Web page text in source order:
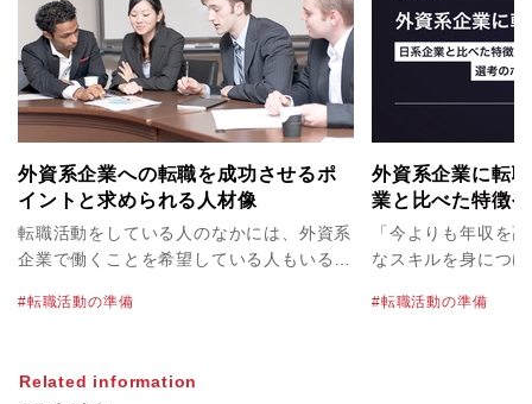
外資系企業への転職を成功させるポ
イントと求められる人材像
転職活動をしている人のなかには、外資系
企業で働くことを希望している人もいるで
ができそう」など、イメージ先行で魅力的
れているのでしょうか。この記事では、外
転職活動の準備
外資系企業に転
業と比べた特徴
ついて解説！
「今よりも年収を
なスキルを身につ
もいるのではない
転職活動の準備
Related information